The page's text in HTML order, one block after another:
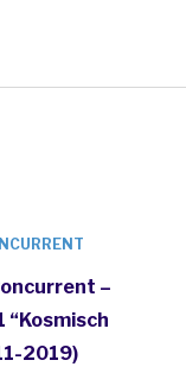
–
“Kosmisch
2019)